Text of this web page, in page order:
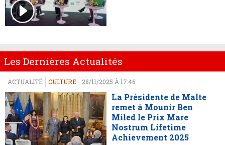
Les Dernières Actualités
ACTUALITÉ CULTURE 28/11/2025 À 17:46
La Présidente de Malte
remet à Mounir Ben
Miled le Prix Mare
Nostrum Lifetime
Achievement 2025